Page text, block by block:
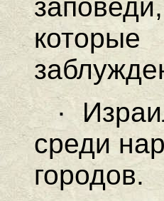
·
среди
городов.